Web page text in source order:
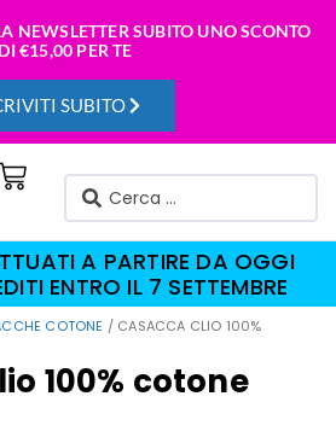
NEWSLETTER SUBITO UNO SCONTO
DI€15,00 PER TE
SUBITO
A PARTIRE DA OGGI
ENTRO IL 7 SETTEMBRE
COTONE / CASACCA CLIO 100%
100% cotone